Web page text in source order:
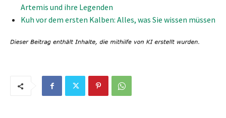
Artemis und ihre Legenden
Kuh vor dem ersten Kalben: Alles, was Sie wissen müssen